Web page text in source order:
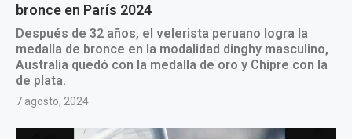
bronce en París 2024
Después de 32 años, el velerista peruano logra la
medalla de bronce en la modalidad dinghy masculino,
Australia quedó con la medalla de oro y Chipre con la
de plata.
7 agosto, 2024